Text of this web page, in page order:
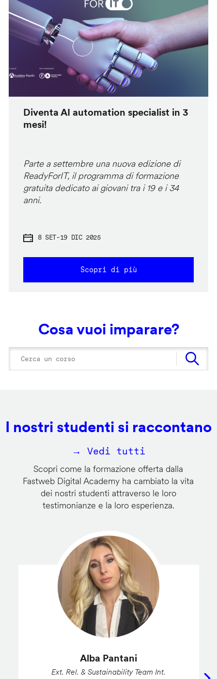
Diventa AI automation specialist in 3
mesi!
Parte a settembre una nuova edizione di
ReadyForIT, il programma di formazione
gratuita dedicato ai giovani tra i 19 e i 34
anni.
8 SET-19 DIC 2025
Scopri di più
Cosa vuoi imparare?
I nostri studenti si raccontano
→ Vedi tutti
Scopri come la formazione offerta dalla
Fastweb Digital Academy ha cambiato la vita
dei nostri studenti attraverso le loro
testimonianze e la loro esperienza.
Alba Pantani
Ext. Rel. & Sustainability Team Int.